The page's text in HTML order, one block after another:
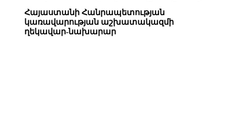
Հայաստանի Հանրապետության
կառավարության աշխատակազմի
ղեկավար-նախարար